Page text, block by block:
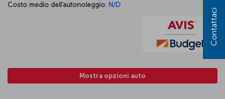
Costo medio dell'autonoleggio: N/D
Mostra opzioni auto
Contattaci